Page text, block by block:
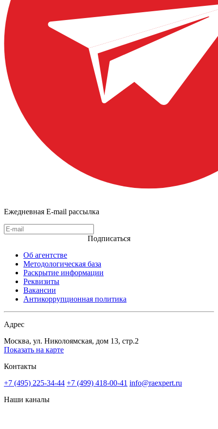
Ежедневная E-mail рассылка
Подписаться
Об агентстве
Методологическая база
Раскрытие информации
Реквизиты
Вакансии
Антикоррупционная политика
Адрес
Москва, ул. Николоямская, дом 13, стр.2
Показать на карте
Контакты
+7 (495) 225-34-44 +7 (499) 418-00-41 info@raexpert.ru
Наши каналы